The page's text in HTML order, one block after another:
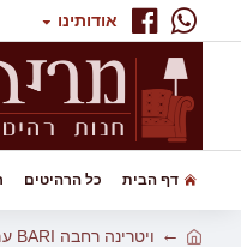
אודותינו
דף הבית כל הרהיטים
ויטרינה רחבה BARI עם דלתות זכוכיות ומגירות - אלון מלא